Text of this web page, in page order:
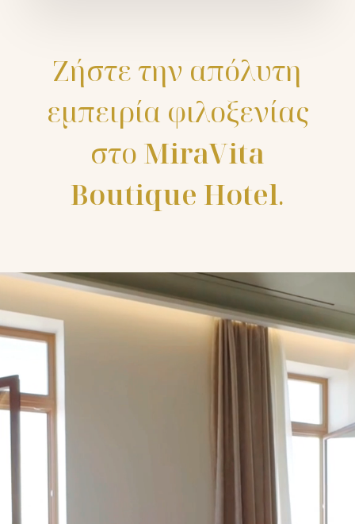
Ζήστε την απόλυτη
εμπειρία φιλοξενίας
στο MiraVita
Boutique Hotel.